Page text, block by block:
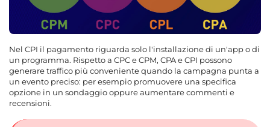
Nel CPI il pagamento riguarda solo l'installazione di un'app o di
un programma. Rispetto a CPC e CPM, CPA e CPI possono
generare traffico più conveniente quando la campagna punta a
un evento preciso: per esempio promuovere una specifica
opzione in un sondaggio oppure aumentare commenti e
recensioni.